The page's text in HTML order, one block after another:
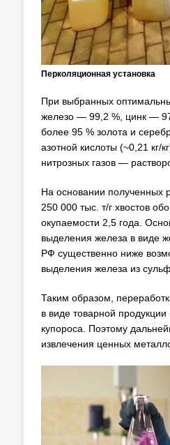
Перколяционная установка
При выбранных
железо — 99,2 %, цинк —
более 95 % золота и
азотной кислоты (~0,21 кг/
нитрозных газов —
На основании полученных
250 000 тыс. т/г хвостов
окупаемости 2,5 года.
выделения железа в виде
РФ существенно ниже
выделения железа из
Таким образом,
в виде товарной
купороса. Поэтому
извлечения ценных